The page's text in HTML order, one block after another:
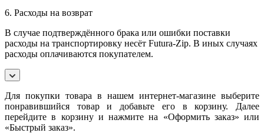
6. Расходы на возврат
В случае подтверждённого брака или ошибки поставки
расходы на транспортировку несёт Futura-Zip. В иных случаях
расходы оплачиваются покупателем.
Для покупки товара в нашем интернет-магазине выберите
понравившийся товар и добавьте его в корзину. Далее
перейдите в корзину и нажмите на «Оформить заказ» или
«Быстрый заказ».